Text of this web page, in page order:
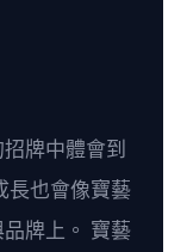
牌中體會到
長也會像寶藝
牌上。 寶藝